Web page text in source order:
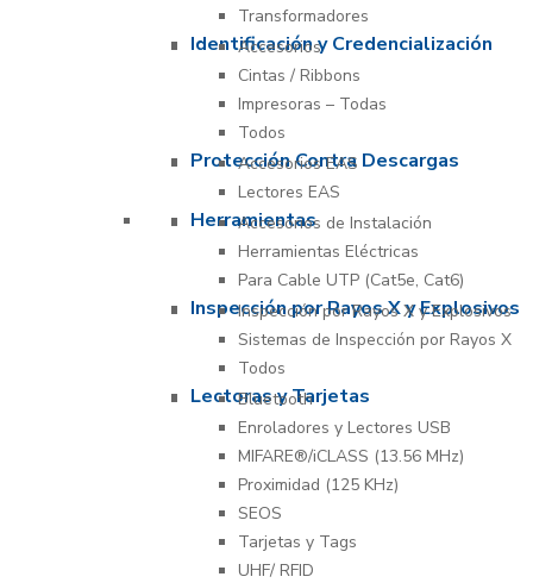
Transformadores
Identificación y Credencialización
Accesorios
Cintas / Ribbons
Impresoras – Todas
Todos
Protección Contra Descargas
Accesorios EAS
Lectores EAS
Herramientas
Accesorios de Instalación
Herramientas Eléctricas
Para Cable UTP (Cat5e, Cat6)
Inspección por Rayos X y Explosivos
Inspección por Rayos X y Explosivos
Sistemas de Inspección por Rayos X
Todos
Lectoras y Tarjetas
Bluetooth
Enroladores y Lectores USB
MIFARE®/iCLASS (13.56 MHz)
Proximidad (125 KHz)
SEOS
Tarjetas y Tags
UHF/ RFID